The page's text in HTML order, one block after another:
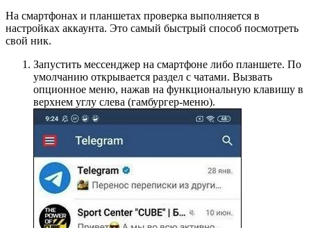
На смартфонах и планшетах проверка выполняется в
настройках аккаунта. Это самый быстрый способ посмотреть
свой ник.
Запустить мессенджер на смартфоне либо планшете. По
умолчанию открывается раздел с чатами. Вызвать
опционное меню, нажав на функциональную клавишу в
верхнем углу слева (гамбургер-меню).